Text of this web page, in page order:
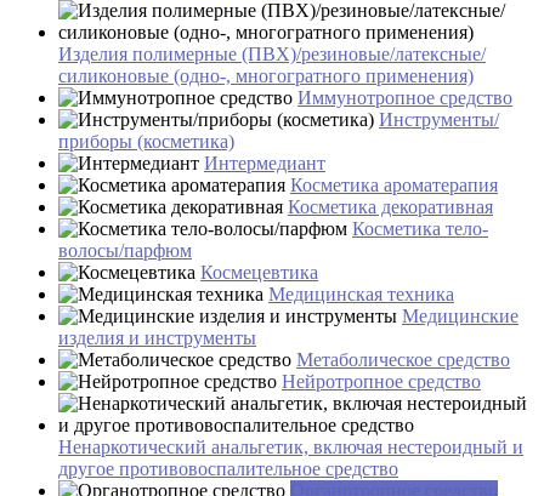
Изделия полимерные (ПВХ)/резиновые/латексные/
силиконовые (одно-, многогратного применения)
Иммунотропное средство
Инструменты/
приборы (косметика)
Интермедиант
Косметика ароматерапия
Косметика декоративная
Косметика тело-
волосы/парфюм
Космецевтика
Медицинская техника
Медицинские
изделия и инструменты
Метаболическое средство
Нейротропное средство
Ненаркотический анальгетик, включая нестероидный и
другое противовоспалительное средство